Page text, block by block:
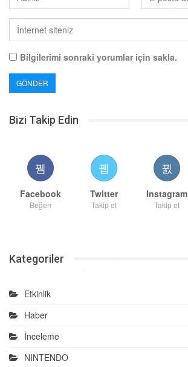
Bilgilerimi sonraki yorumlar için sakla.
Bizi Takip Edin
Facebook
Beğen
Twitter
Takip et
Instagram
Takip et
Kategoriler
Etkinlik
Haber
İnceleme
NINTENDO